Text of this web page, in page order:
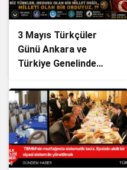
3 Mayıs Türkçüler
Günü Ankara ve
Türkiye Genelinde